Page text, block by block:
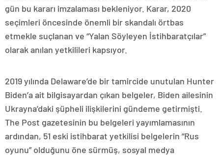
gün bu kararı imzalaması bekleniyor. Karar, 2020
seçimleri öncesinde önemli bir skandalı örtbas
etmekle suçlanan ve “Yalan Söyleyen İstihbaratçılar”
olarak anılan yetkilileri kapsıyor.
2019 yılında Delaware’de bir tamircide unutulan Hunter
Biden’a ait bilgisayardan çıkan belgeler, Biden ailesinin
Ukrayna’daki şüpheli ilişkilerini gündeme getirmişti.
The Post gazetesinin bu belgeleri yayımlamasının
ardından, 51 eski istihbarat yetkilisi belgelerin “Rus
oyunu” olduğunu öne sürmüş, sosyal medya